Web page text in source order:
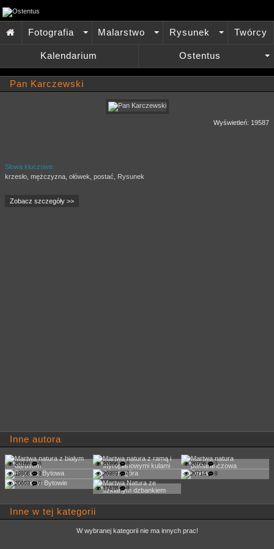

Fotografia
Malarstwo
Rysunek Twórcy
Kalendarium
+
Ostentus
Pan Karczewski
Wyświetleń: 19587
Słowa kluczowe:
krzesło mężczyzna ołówek postać Rysunek
Zobacz szczegóły >>
Inne autora
20166 0 20396 0 20726 0
19808 0 20889 0 20714 0
20603 0
17438 0
Inne w tej kategorii
W wybranej kategorii nie ma innych prac!